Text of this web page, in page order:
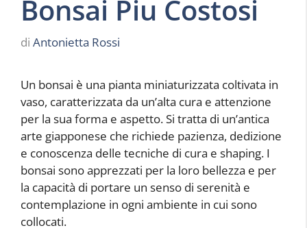
Bonsai Piu Costosi
di Antonietta Rossi
Un bonsai è una pianta miniaturizzata coltivata in
vaso, caratterizzata da un’alta cura e attenzione
per la sua forma e aspetto. Si tratta di un’antica
arte giapponese che richiede pazienza, dedizione
e conoscenza delle tecniche di cura e shaping. I
bonsai sono apprezzati per la loro bellezza e per
la capacità di portare un senso di serenità e
contemplazione in ogni ambiente in cui sono
collocati.